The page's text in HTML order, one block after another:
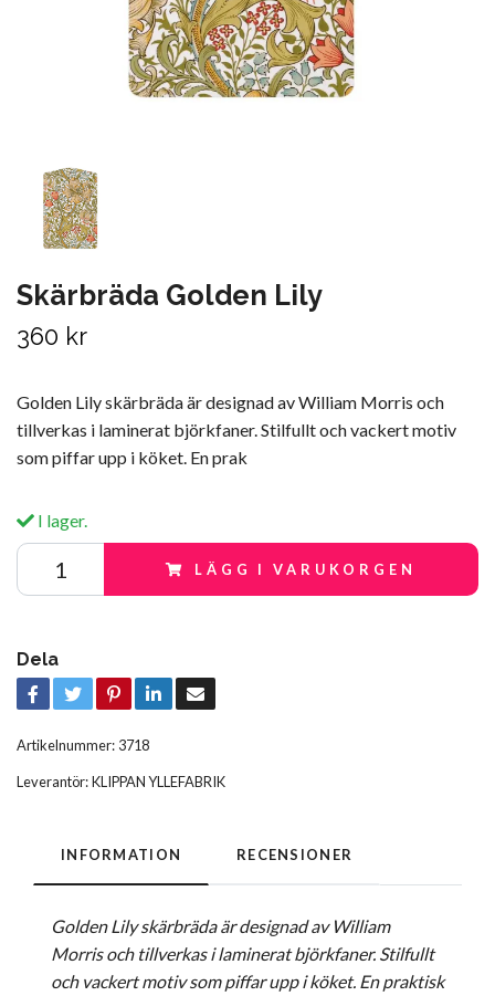
Skärbräda Golden Lily
360 kr
Golden Lily skärbräda är designad av William Morris och
tillverkas i laminerat björkfaner. Stilfullt och vackert motiv
som piffar upp i köket. En prak
I lager.
LÄGG I VARUKORGEN
Dela
Artikelnummer: 3718
Leverantör:KLIPPAN YLLEFABRIK
INFORMATION RECENSIONER
Golden Lily skärbräda är designad av William
Morris och tillverkas i laminerat björkfaner. Stilfullt
och vackert motiv som piffar upp i köket. En praktisk